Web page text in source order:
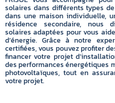
solaires dans différents types
dans une maison individuelle,
résidence secondaire, nous
solaires adaptées pour vous
d’énergie. Grâce à notre
certifiées, vous pouvez profiter
financer votre projet
des performances énergétiques
photovoltaïques, tout en
votre projet.